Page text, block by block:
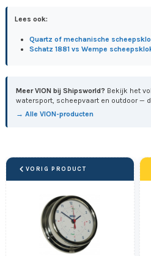
Lees ook:
Quartz of mechanische
Schatz 1881 vs Wempe
Meer VION bij Shipsworld? Bekijk het
watersport, scheepvaart en outdoor —
→ Alle VION-producten
VORIG PRODUCT